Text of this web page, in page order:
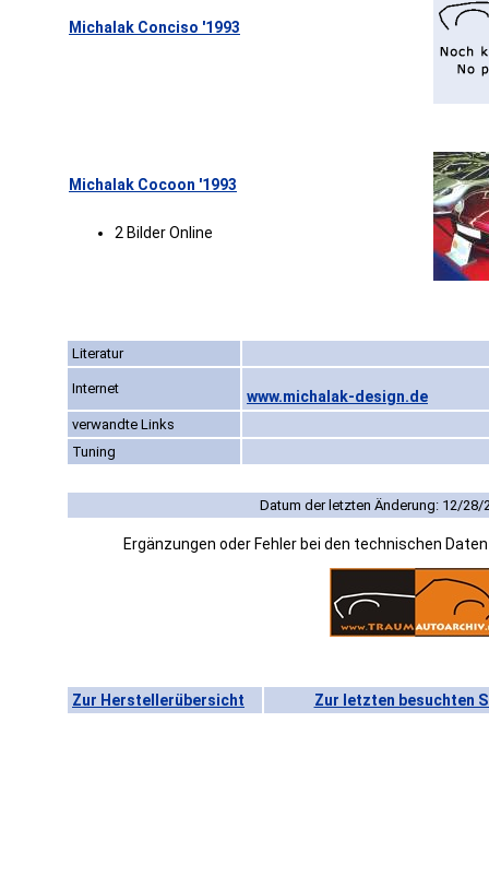
Michalak Conciso '1993
Michalak Cocoon '1993
2 Bilder Online
Literatur
Internet www.michalak-design.de
verwandte Links
Tuning
Datum der letzten Änderung: 12/28/
Ergänzungen oder Fehler bei den technischen
Zur Herstellerübersicht Zur letzten besuchten